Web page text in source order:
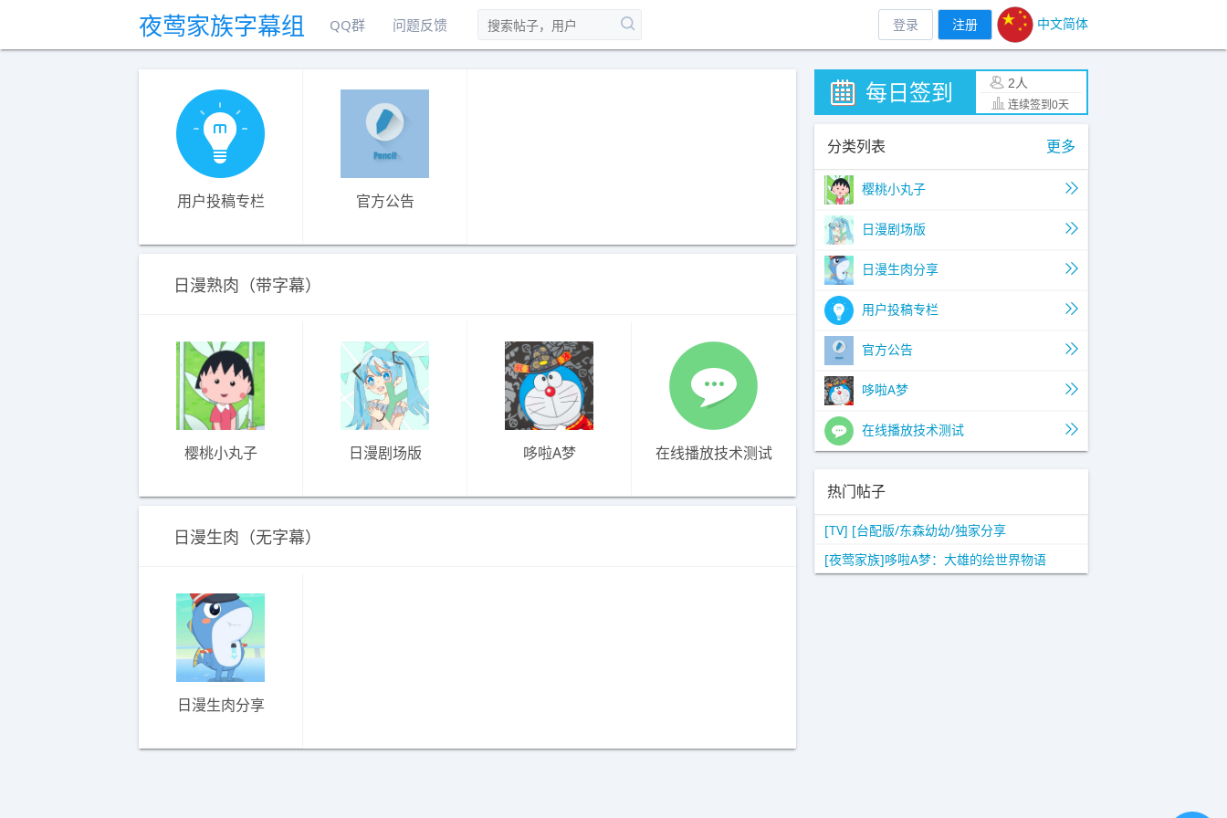
夜莺家族字幕组 QQ群 问题反馈 登录 注册 中文简体
用户投稿专栏 官方公告
日漫熟肉（带字幕）
樱桃小丸子 日漫剧场版 哆啦A梦 在线播放技术测试
日漫生肉（无字幕）
日漫生肉分享
每日签到 2人
连续签到0天
分类列表 更多
樱桃小丸子
日漫剧场版
日漫生肉分享
用户投稿专栏
官方公告
哆啦A梦
在线播放技术测试
热门帖子
[TV] [台配版/东森幼幼/独家分享
[夜莺家族]哆啦A梦：大雄的绘世界物语